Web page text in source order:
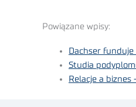
Powiązane wpisy:
Dachser
Studia
Relacje a